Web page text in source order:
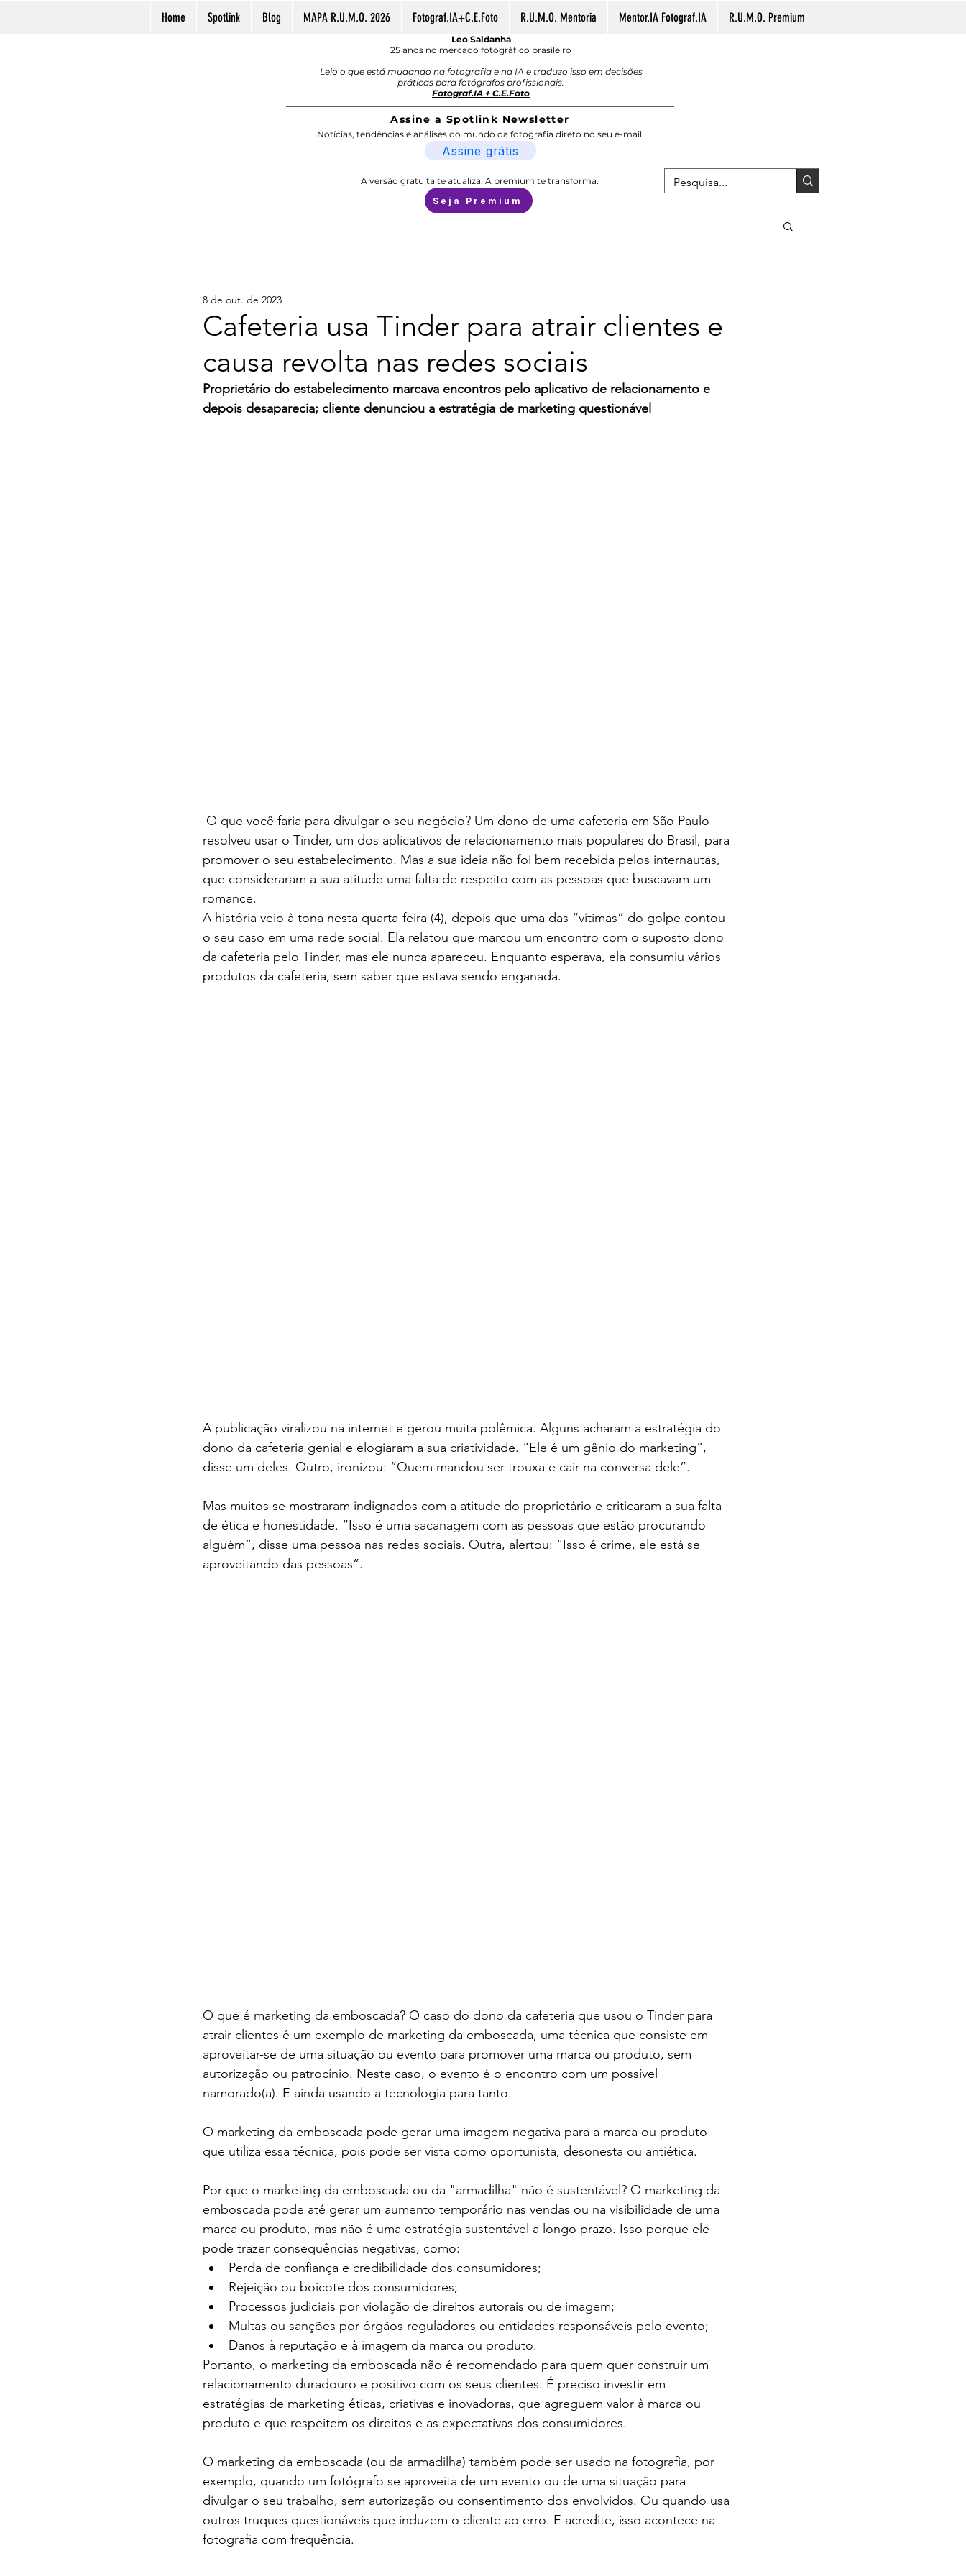
Home Spotlink Blog MAPA R.U.M.O. 2026 Fotograf.IA+C.E.Foto R.U.M.O. Mentoria Mentor.IA Fotograf.IA R.U.M.O. Premium
Leo Saldanha
25 anos no mercado fotográfico brasileiro
Leio o que está mudando na fotografia e na IA e traduzo isso em decisões
práticas para fotógrafos profissionais.
Fotograf.IA + C.E.Foto
Assine a Spotlink Newsletter
Notícias, tendências e análises do mundo da fotografia direto no seu e-mail.
Assine grátis
A versão gratuita te atualiza. A premium te transforma.
Seja Premium
Cafeteria usa Tinder para atrair clientes e
causa revolta nas redes sociais
8 de out. de 2023
Proprietário do estabelecimento marcava encontros pelo aplicativo de relacionamento e
depois desaparecia; cliente denunciou a estratégia de marketing questionável
resolveu usar o Tinder, um dos aplicativos de relacionamento mais populares do Brasil, para
promover o seu estabelecimento. Mas a sua ideia não foi bem recebida pelos internautas,
que consideraram a sua atitude uma falta de respeito com as pessoas que buscavam um
romance.
A história veio à tona nesta quarta-feira (4), depois que uma das “vítimas” do golpe contou
o seu caso em uma rede social. Ela relatou que marcou um encontro com o suposto dono
da cafeteria pelo Tinder, mas ele nunca apareceu. Enquanto esperava, ela consumiu vários
produtos da cafeteria, sem saber que estava sendo enganada.
A publicação viralizou na internet e gerou muita polêmica. Alguns acharam a estratégia do
dono da cafeteria genial e elogiaram a sua criatividade. “Ele é um gênio do marketing”,
disse um deles. Outro, ironizou: “Quem mandou ser trouxa e cair na conversa dele”.
Mas muitos se mostraram indignados com a atitude do proprietário e criticaram a sua falta
de ética e honestidade. “Isso é uma sacanagem com as pessoas que estão procurando
alguém”, disse uma pessoa nas redes sociais. Outra, alertou: “Isso é crime, ele está se
aproveitando das pessoas”.
O que é marketing da emboscada? O caso do dono da cafeteria que usou o Tinder para
atrair clientes é um exemplo de marketing da emboscada, uma técnica que consiste em
aproveitar-se de uma situação ou evento para promover uma marca ou produto, sem
autorização ou patrocínio. Neste caso, o evento é o encontro com um possível
namorado(a). E ainda usando a tecnologia para tanto.
O marketing da emboscada pode gerar uma imagem negativa para a marca ou produto
que utiliza essa técnica, pois pode ser vista como oportunista, desonesta ou antiética.
Por que o marketing da emboscada ou da "armadilha" não é sustentável? O marketing da
emboscada pode até gerar um aumento temporário nas vendas ou na visibilidade de uma
marca ou produto, mas não é uma estratégia sustentável a longo prazo. Isso porque ele
pode trazer consequências negativas, como:
Perda de confiança e credibilidade dos consumidores;
Rejeição ou boicote dos consumidores;
Processos judiciais por violação de direitos autorais ou de imagem;
Multas ou sanções por órgãos reguladores ou entidades responsáveis pelo evento;
Danos à reputação e à imagem da marca ou produto.
Portanto, o marketing da emboscada não é recomendado para quem quer construir um
relacionamento duradouro e positivo com os seus clientes. É preciso investir em
estratégias de marketing éticas, criativas e inovadoras, que agreguem valor à marca ou
produto e que respeitem os direitos e as expectativas dos consumidores.
O marketing da emboscada (ou da armadilha) também pode ser usado na fotografia, por
exemplo, quando um fotógrafo se aproveita de um evento ou de uma situação para
divulgar o seu trabalho, sem autorização ou consentimento dos envolvidos. Ou quando usa
outros truques questionáveis que induzem o cliente ao erro. E acredite, isso acontece na
fotografia com frequência.